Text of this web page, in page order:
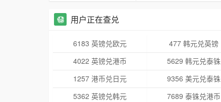
用户正在查兑
6183 英镑兑欧元 477 韩元兑英镑
4022 英镑兑港币
5629 韩元兑泰铢
1257 港币兑日元
9356 美元兑泰铢
5362 英镑兑韩元
7689 泰铢兑港币